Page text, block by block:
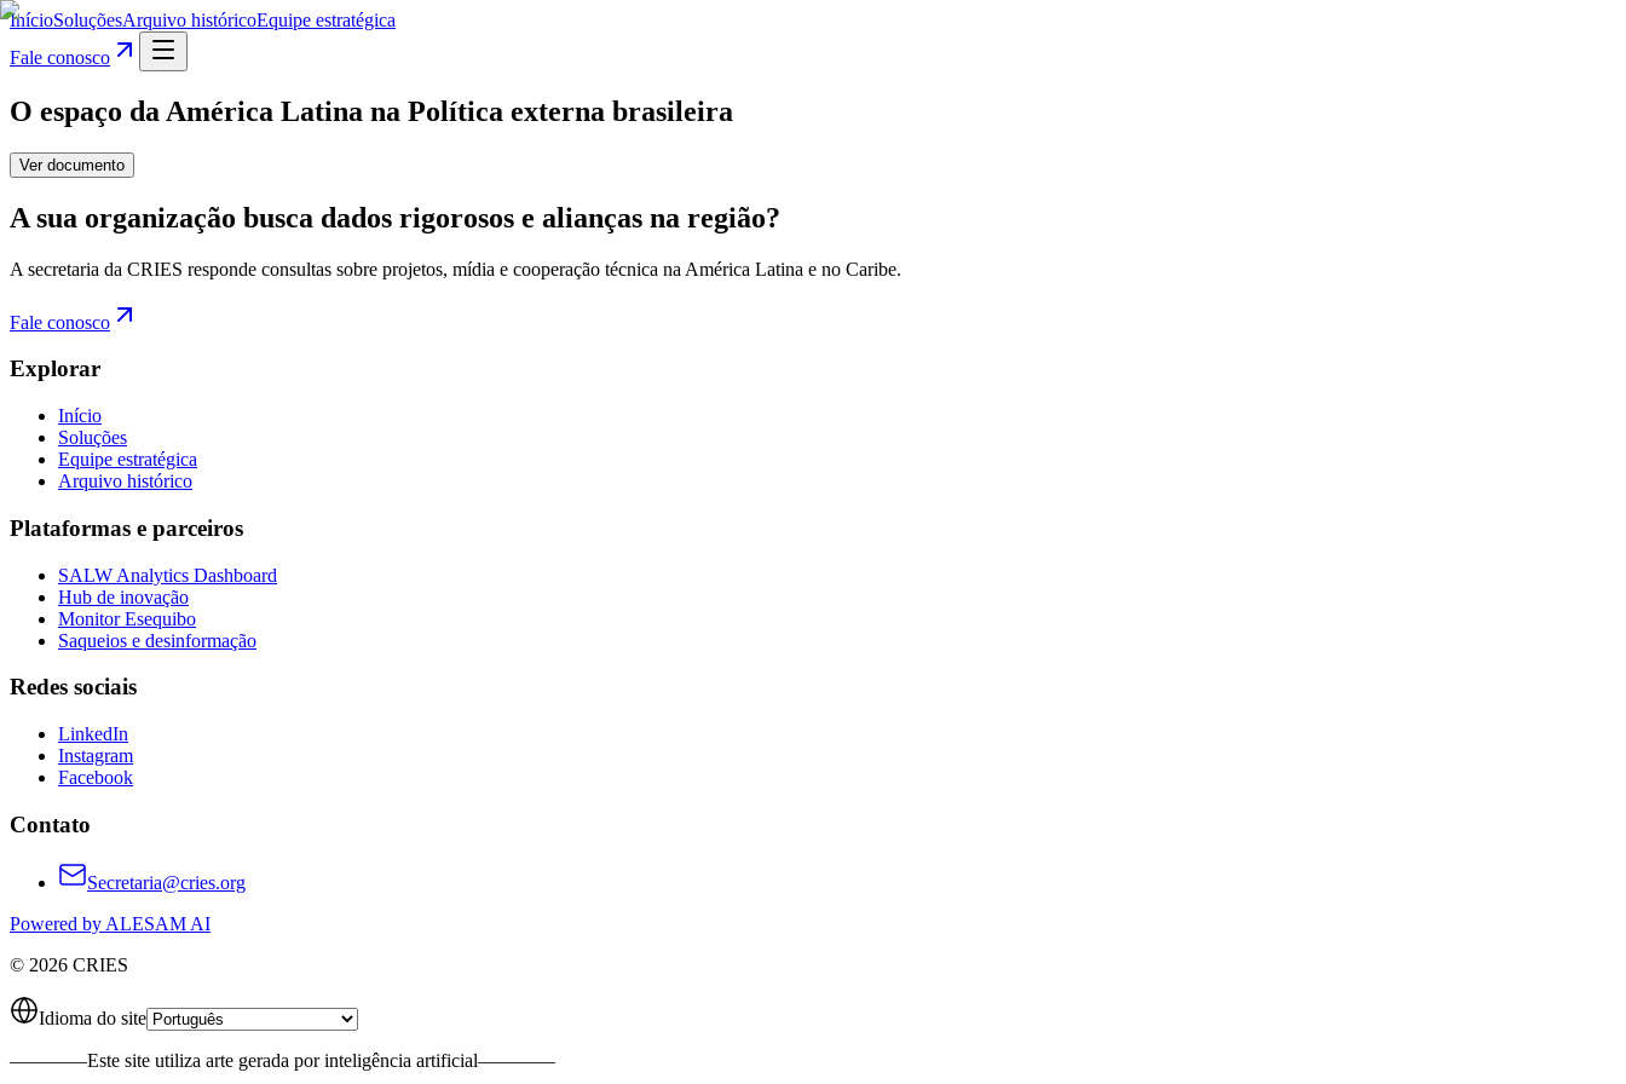
InícioSoluçõesArquivo históricoEquipe estratégica
Fale conosco
O espaço da América Latina na Política externa brasileira
Ver documento
A sua organização busca dados rigorosos e alianças na região?
A secretaria da CRIES responde consultas sobre projetos, mídia e cooperação técnica na América Latina e no Caribe.
Fale conosco
Explorar
Início
Soluções
Equipe estratégica
Arquivo histórico
Plataformas e parceiros
SALW Analytics Dashboard
Hub de inovação
Monitor Esequibo
Saqueios e desinformação
Redes sociais
LinkedIn
Instagram
Facebook
Contato
Secretaria@cries.org
Powered by ALESAM AI
© 2026 CRIES
Idioma do site
————Este site utiliza arte gerada por inteligência artificial————